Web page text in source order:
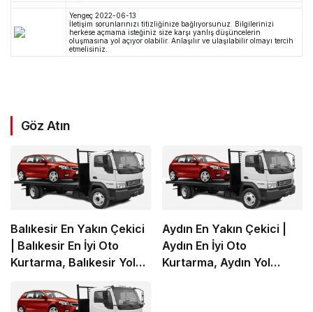
Yengeç 2022-06-13
İletişim sorunlarınızı titizliğinize bağlıyorsunuz. Bilgilerinizi
herkese açmama isteğiniz size karşı yanlış düşüncelerin
oluşmasına yol açıyor olabilir. Anlaşılır ve ulaşılabilir olmayı tercih
etmelisiniz.
Göz Atın
Balıkesir En Yakın Çekici
| Balıkesir En İyi Oto
Kurtarma, Balıkesir Yol
Aydın En Yakın Çekici |
Aydın En İyi Oto
Kurtarma, Aydın Yol